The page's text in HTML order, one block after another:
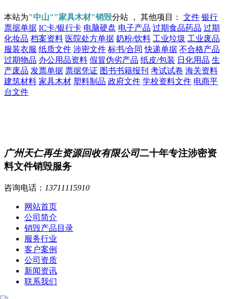
本站为"中山""家具木材"销毁分站 ， 其他项目： 文件 银行
票据单据 IC卡/银行卡 电脑硬盘 电子产品 过期食品药品 过期
化妆品 档案资料 医院处方单据 奶粉/饮料 工业垃圾 工业废品
服装衣服 纸质文件 涉密文件 标书/合同 快递单据 不合格产品
过期物品 办公用品资料 假冒伪劣产品 纸皮/包装 日化用品 生
产废品 发票单据 票据凭证 图书书籍报刊 考试试卷 海关资料
建筑材料 家具木材 塑料制品 政府文件 学校资料文件 电商平
台文件
广州天仁再生资源回收有限公司二十年专注涉密资
料文件销毁服务
咨询电话： 13711115910
网站首页
公司简介
销毁产品目录
服务行业
客户案例
公司资质
新闻资讯
联系我们